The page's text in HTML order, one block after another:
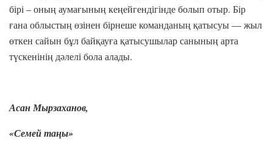
бірі – оның аумағының кеңейгендігінде болып отыр. Бір
ғана облыстың өзінен бірнеше команданың қатысуы — жыл
өткен сайын бұл байқауға қатысушылар санының арта
түскенінің дәлелі бола алады.
Асан Мырзаханов,
«Семей таңы»